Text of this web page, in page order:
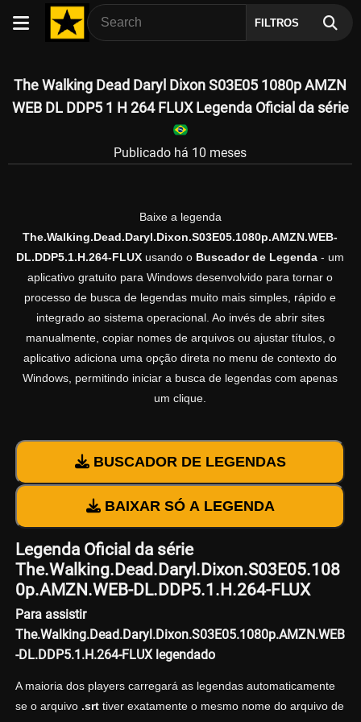
FILTROS
The Walking Dead Daryl Dixon S03E05 1080p AMZN
WEB DL DDP5 1 H 264 FLUX Legenda Oficial da série
Publicado há 10 meses
Baixe a legenda
The.Walking.Dead.Daryl.Dixon.S03E05.1080p.AMZN.WEB-
DL.DDP5.1.H.264-FLUX usando o Buscador de Legenda - um
aplicativo gratuito para Windows desenvolvido para tornar o
processo de busca de legendas muito mais simples, rápido e
integrado ao sistema operacional. Ao invés de abrir sites
manualmente, copiar nomes de arquivos ou ajustar títulos, o
aplicativo adiciona uma opção direta no menu de contexto do
Windows, permitindo iniciar a busca de legendas com apenas
um clique.
BUSCADOR DE LEGENDAS
BAIXAR SÓ A LEGENDA
Legenda Oficial da série
The.Walking.Dead.Daryl.Dixon.S03E05.108
0p.AMZN.WEB-DL.DDP5.1.H.264-FLUX
Para assistir
The.Walking.Dead.Daryl.Dixon.S03E05.1080p.AMZN.WEB
-DL.DDP5.1.H.264-FLUX legendado
A maioria dos players carregará as legendas automaticamente
se o arquivo .srttiver exatamente o mesmo nome do arquivo de